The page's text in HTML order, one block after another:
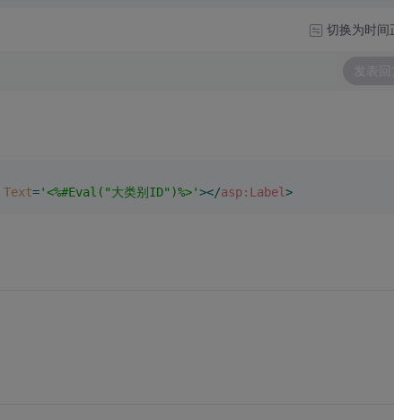
切换为时间
发表回
Text='<%#Eval("大类别ID")%>'></asp:Label >